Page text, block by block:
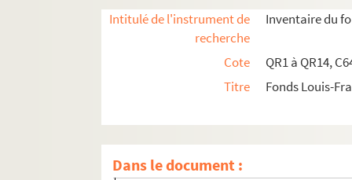
Intitulé de l'instrument de
recherche
Inventaire du
Cote
QR1 à QR14,
Titre
Fonds Louis-
Dans le document :
qr1-1. Garde Nationale 1er empire,
qr1-2. Général Faidherbe